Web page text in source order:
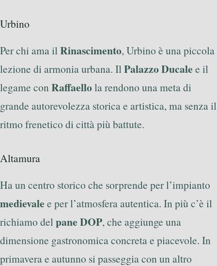
Urbino
Per chi ama ilRinascimento, Urbino è una piccola
lezione di armonia urbana. IlPalazzo Ducale e il
legame conRaffaellola rendono una meta di
grande autorevolezza storica e artistica, ma senza il
ritmo frenetico di città più battute.
Altamura
Ha un centro storico che sorprende per l’impianto
medievale e per l’atmosfera autentica. In più c’è il
richiamo del pane DOP, che aggiunge una
dimensione gastronomica concreta e piacevole. In
primavera e autunno si passeggia con un altro